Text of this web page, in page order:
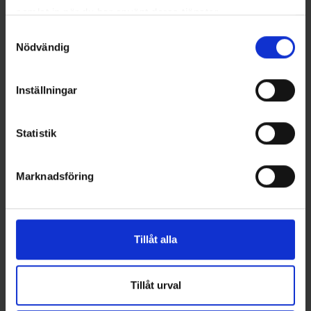
samlat in när du har använt deras tjänster.
Nödvändig
Inställningar
Statistik
Marknadsföring
Tillåt alla
Tillåt urval
Jaxon Diver Gösvobbler 11 cm
Jaxon Diver Gösvobbler 11 cm
- Blue Orange Belly